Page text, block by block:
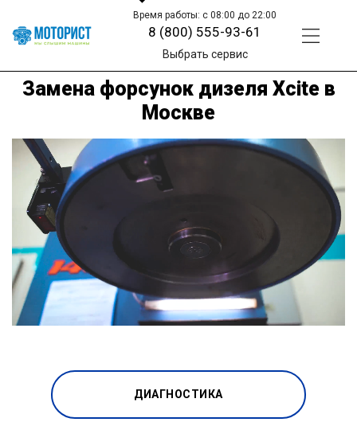
Время работы: с 08:00 до 22:00
8 (800) 555-93-61
Выбрать сервис
Замена форсунок дизеля Xcite в
Москве
ДИАГНОСТИКА